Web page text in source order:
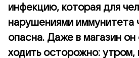
инфекцию, которая для
нарушениями иммунитета
опасна. Даже в магазин он
ходить осторожно: утром,